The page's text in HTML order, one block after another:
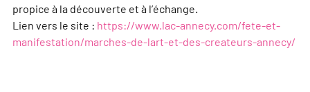
propice à la découverte et à l’échange.
Lien vers le site : https://www.lac-annecy.com/fete-et-
manifestation/marches-de-lart-et-des-createurs-annecy/